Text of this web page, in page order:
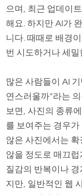
으며, 최근 업데이
해요. 하지만 AI가
니다. 때때로 배경
번 시도하거나 세
많은 사람들이 AI
연스러울까”라는
보면, 사진의 종류
를 보여주는 경우
않은 사진에서는
않을 정도로 매끄
질감의 반복이나
지만, 일반적인 웹